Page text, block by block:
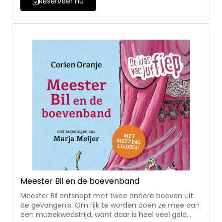
samen aan de verhalen over juf Fiep en haar klas op
AVI-3/4 niveau.
Meester Bil en de boevenband
Meester Bil ontsnapt met twee andere boeven uit
de gevangenis. Om rijk te worden doen ze mee aan
een muziekwedstrijd, want daar is heel veel geld